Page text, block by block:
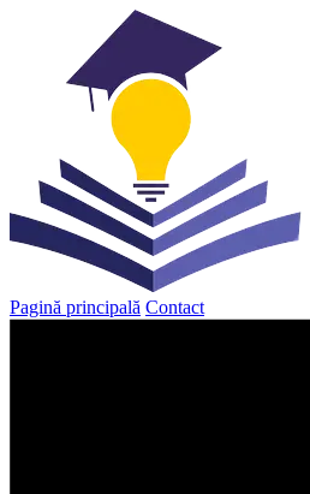
Pagină principală Contact